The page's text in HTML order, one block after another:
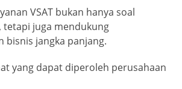
VSAT bukan hanya soal
tetapi juga mendukung
bisnis jangka panjang.
yang dapat diperoleh perusahaan